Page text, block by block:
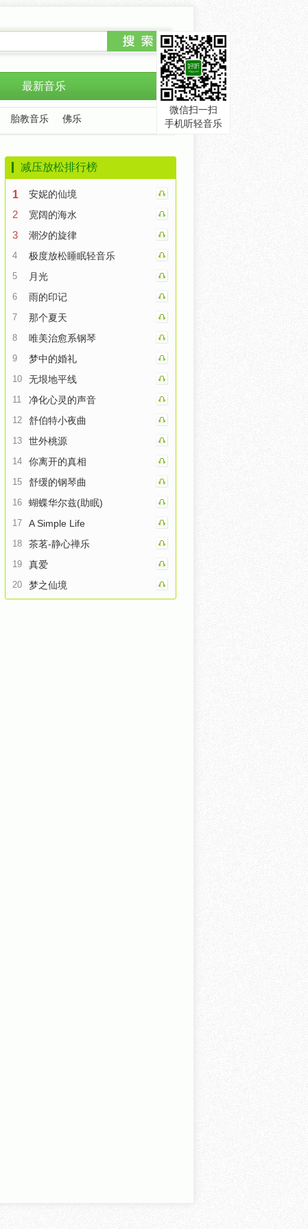
最新音乐
胎教音乐 佛乐
减压放松排行榜
1 安妮的仙境
2 宽阔的海水
3 潮汐的旋律
4 极度放松睡眠轻音乐
5 月光
6 雨的印记
7 那个夏天
8 唯美治愈系钢琴
9 梦中的婚礼
10 无垠地平线
11 净化心灵的声音
12 舒伯特小夜曲
13 世外桃源
14 你离开的真相
15 舒缓的钢琴曲
16 蝴蝶华尔兹(助眠)
17 A Simple Life
18 茶茗-静心禅乐
19 真爱
20 梦之仙境
微信扫一扫
手机听轻音乐